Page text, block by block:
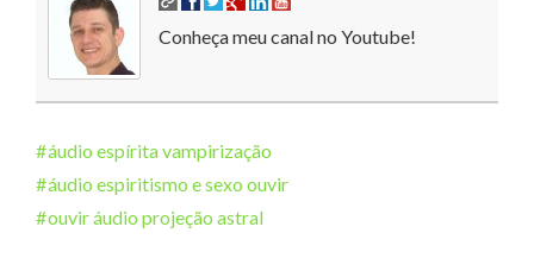
Conheça meu canal no Youtube!
áudio espírita vampirização
áudio espiritismo e sexo ouvir
ouvir áudio projeção astral